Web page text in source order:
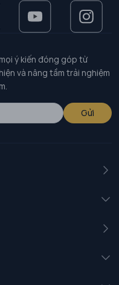
ý kiến đóng góp từ
và nâng tầm trải nghiệm
Gửi